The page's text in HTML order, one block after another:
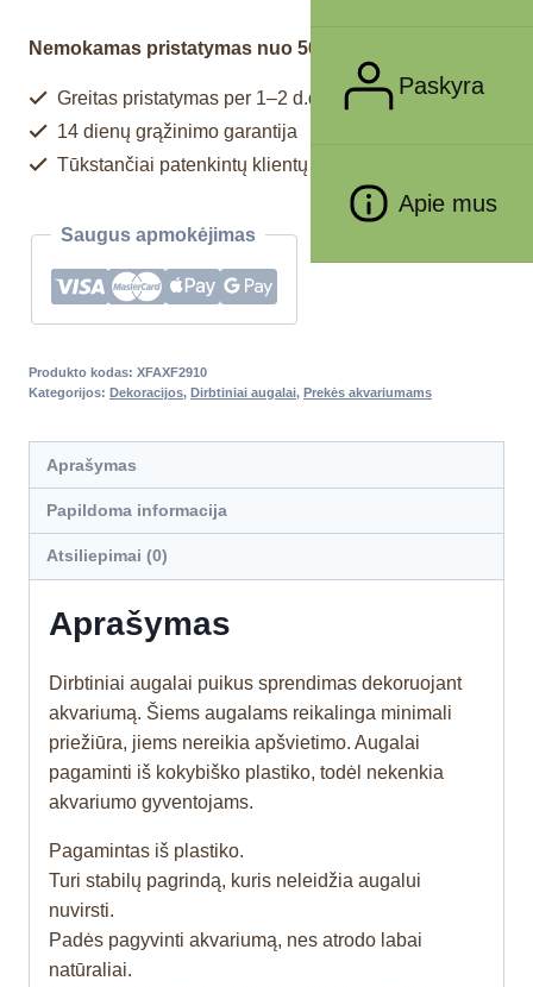
Paskyra
Apie mus
Nemokamas pristatymas nuo 50€
Greitas pristatymas per 1–2 d.d.
14 dienų grąžinimo garantija
Tūkstančiai patenkintų klientų
Saugus apmokėjimas
Produkto kodas: XFAXF2910
Kategorijos: Dekoracijos, Dirbtiniai augalai, Prekės akvariumams
Aprašymas
Papildoma informacija
Atsiliepimai (0)
Aprašymas
Dirbtiniai augalai puikus sprendimas dekoruojant
akvariumą. Šiems augalams reikalinga minimali
priežiūra, jiems nereikia apšvietimo. Augalai
pagaminti iš kokybiško plastiko, todėl nekenkia
akvariumo gyventojams.
Pagamintas iš plastiko.
Turi stabilų pagrindą, kuris neleidžia augalui
nuvirsti.
Padės pagyvinti akvariumą, nes atrodo labai
natūraliai.